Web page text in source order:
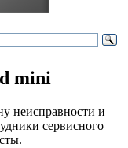
mini
неисправности и
сервисного